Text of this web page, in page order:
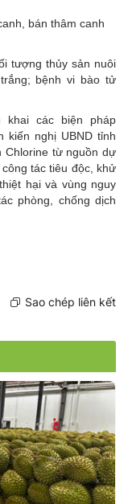
bán thâm canh
tượng thủy sản nuôi
bệnh vi bào tử
khai các biện pháp
kiến nghị UBND tỉnh
Chlorine từ nguồn dự
tác tiêu độc, khử
hại và vùng nguy
phòng, chống dịch
Sao chép liên kết